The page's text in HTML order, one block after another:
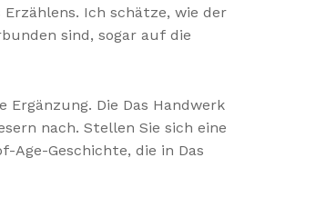
Ich schätze, wie der
sind, sogar auf die
Die Das Handwerk
nach. Stellen Sie sich eine
Age-Geschichte, die in Das